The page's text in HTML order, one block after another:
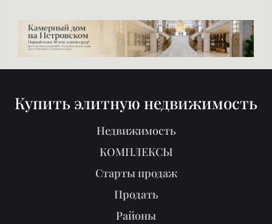
Купить элитную недвижимость
Недвижимость
КОМПЛЕКСЫ
Старты продаж
Продать
Районы